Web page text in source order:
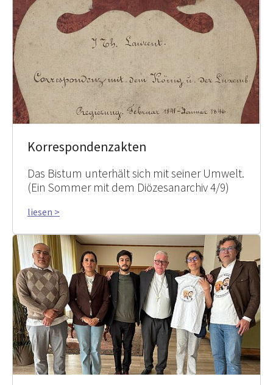
Korrespondenzakten
Das Bistum unterhält sich mit seiner Umwelt.
(Ein Sommer mit dem Diözesanarchiv 4/9)
liesen >